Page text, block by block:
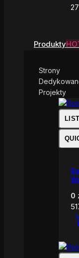
Produkty
Strony
Projekty
0